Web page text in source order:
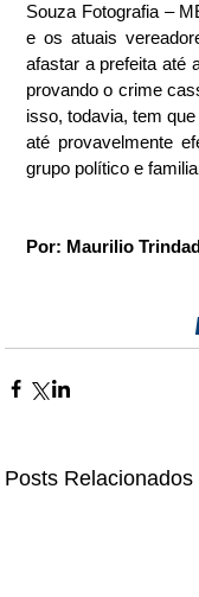
Souza Fotografia –
e os atuais
afastar a prefeita até
provando o crime
isso, todavia, tem
até provavelmente
grupo político e
Por: Maurilio
Posts Relacionados